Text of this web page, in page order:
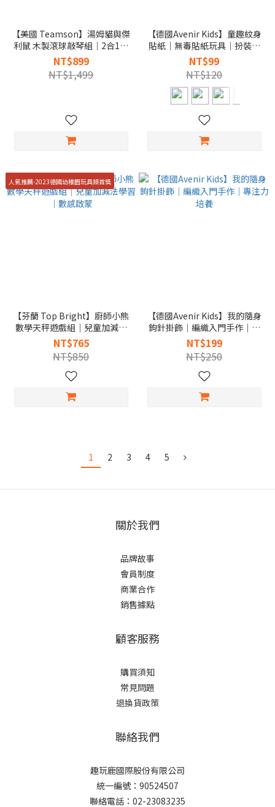
【美國 Teamson】湯姆貓與傑
利鼠 木製滾球敲琴組｜2合1音
樂敲擊玩具｜感官發展
NT$899
NT$1,499
【德國Avenir Kids】童趣紋身
貼紙｜無毒貼紙玩具｜扮裝派
對必備
NT$99
NT$120
人氣推薦-2023德國幼稚園玩具類首獎
【芬蘭 Top Bright】廚師小熊
數學天秤遊戲組｜兒童加減法
學習｜數感啟蒙
NT$765
NT$850
【德國Avenir Kids】我的隨身
鉤針掛飾｜編織入門手作｜專
注力培養
NT$199
NT$250
1 2 3 4 5
關於我們
品牌故事
會員制度
商業合作
銷售據點
顧客服務
購買須知
常見問題
退換貨政策
聯絡我們
趣玩鹿國際股份有限公司
統一編號：90524507
聯絡電話：02-23083235